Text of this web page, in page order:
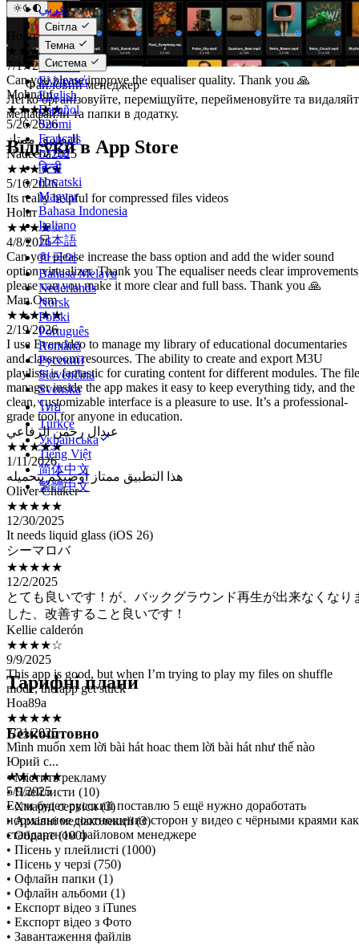
عربي
Català
Čeština
Dansk
Deutsch
Ελληνικά
English
Español
Suomi
Français
עברית
हिन्दी
Hrvatski
Magyar
Bahasa Indonesia
Italiano
日本語
한국어
Bahasa Melayu
Nederlands
Norsk
Polski
Português
Română
Русский
Slovenčina
Svenska
ไทย
Türkçe
Українська
Tiếng Việt
简体中文
繁體中文
Світла
Темна
Система
Файловий менеджер
Легко організовуйте, переміщуйте, перейменовуйте та
медіафайли та папки в додатку.
Відгуки в App Store
Holtrr
★★★★★
7/17/2026
Can you please improve the equaliser quality. Thank you 🙏
Mohnauf
★★★★★
5/26/2026
التطبيق ممتاز
Nadeeba2025
★★★★★
5/16/2026
Its really helpful for compressed files videos
Holtrr
★★★★☆
4/8/2026
Can you please increase the bass option and add the wider sound
option virtualizer. Thank you The equaliser needs clear
please can you make it more clear and full bass. Thank you 🙏
Man.Osm
★★★★★
2/19/2026
I use Evervideo to manage my library of educational documentaries
and classroom resources. The ability to create and export M3U
playlists is fantastic for curating content for different modules. The file
manager inside the app makes it easy to keep everything tidy, and the
clean, customizable interface is a pleasure to use. It’s a professional-
grade tool for anyone in education.
عبدال رحمن الرفاعي
★★★★★
1/11/2026
هذا التطبيق ممتاز أوصيكم بتحميله
Oliver Chaker
★★★★★
12/30/2025
It needs liquid glass (iOS 26)
シーマロバ
★★★★★
12/2/2025
とても良いです！が、バックグラウンド再生が出来なくなり
した、改善すること良いです！
Kellie calderón
★★★★☆
9/9/2025
This app is good, but when I’m trying to play my files on shuffle
mode, the app get stuck
Hoa89a
★★★★★
7/31/2025
Mình muốn xem lời bài hát hoac them lời bài hát như thế nào
Юрий с...
★★★★★
5/9/2025
Если будет русский поставлю 5 ещё нужно доработать
нормальное соотношение сторон у видео с чёрными краями как
стандартном файловом менеджере
Тарифні плани
Безкоштовно
• Містить рекламу
• Плейлисти (10)
• Хмарні сервіси (3)
• Архівні медіаколекції (3)
• Обране (100)
• Пісень у плейлисті (1000)
• Пісень у черзі (750)
• Офлайн папки (1)
• Офлайн альбоми (1)
• Експорт відео з iTunes
• Експорт відео з Фото
• Завантаження файлів